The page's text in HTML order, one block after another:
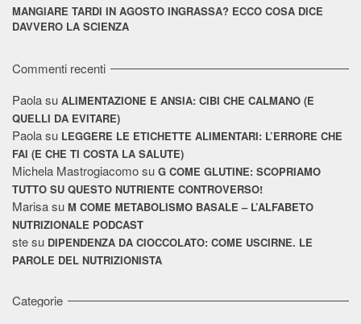
MANGIARE TARDI IN AGOSTO INGRASSA? ECCO COSA DICE
DAVVERO LA SCIENZA
Commenti recenti
Paolasu ALIMENTAZIONE E ANSIA: CIBI CHE CALMANO (E
QUELLI DA EVITARE)
Paolasu LEGGERE LE ETICHETTE ALIMENTARI: L’ERRORE CHE
FAI (E CHE TI COSTA LA SALUTE)
Michela Mastrogiacomosu G COME GLUTINE: SCOPRIAMO
TUTTO SU QUESTO NUTRIENTE CONTROVERSO!
Marisasu M COME METABOLISMO BASALE – L’ALFABETO
NUTRIZIONALE PODCAST
stesu DIPENDENZA DA CIOCCOLATO: COME USCIRNE. LE
PAROLE DEL NUTRIZIONISTA
Categorie